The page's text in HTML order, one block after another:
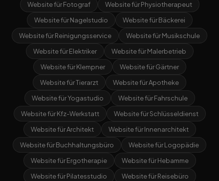
Website für Fotograf
Website für Physiotherapeut
Website für Nagelstudio
Website für Bäckerei
Website für Reinigungsservice
Website für Musikschule
Website für Elektriker
Website für Malerbetrieb
Website für Klempner
Website für Gärtner
Website für Tierarzt
Website für Apotheke
Website für Yogastudio
Website für Fahrschule
Website für Kfz-Werkstatt
Website für Schlüsseldienst
Website für Architekt
Website für Innenarchitekt
Website für Buchhaltungsbüro
Website für Logopädie
Website für Ergotherapie
Website für Hebamme
Website für Pilatesstudio
Website für Reisebüro